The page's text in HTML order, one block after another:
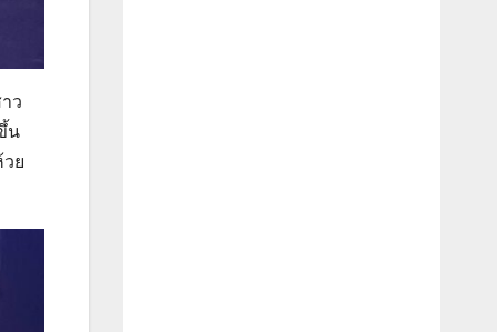
ว
น
ย